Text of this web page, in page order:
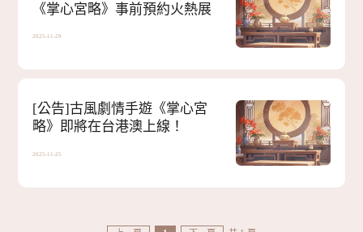
《掌心宮略》事前預約火熱展
2025-11-29
[公告] 古風劇情手遊《掌心宮
略》即將在台港澳上線！
2025-11-25